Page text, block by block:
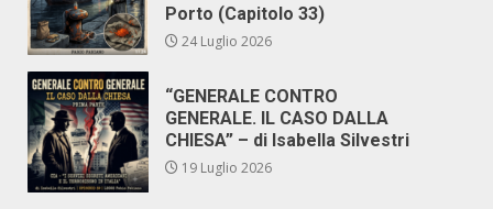
Porto (Capitolo 33)
24 Luglio 2026
“GENERALE CONTRO
GENERALE. IL CASO DALLA
CHIESA” – di Isabella Silvestri
19 Luglio 2026